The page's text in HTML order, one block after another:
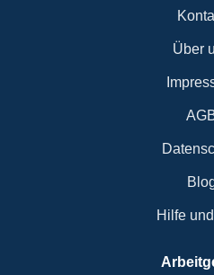
Über
Hilfe